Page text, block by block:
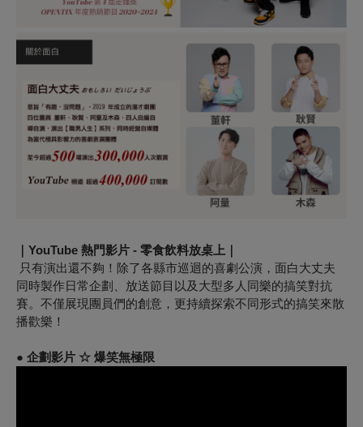
｜YouTube 熱門影片 - 零食飲料放桌上｜
只有演出還不夠！除了各縣市巡迴的喜劇公演，面白大丈夫
同時製作日常企劃、放送節目以及大型多人同樂的搞笑對抗
賽。不僅展現團員們的創意，更持續探索不同形式的搞笑來散
播歡樂！
● 企劃影片 ☆ 爆笑無極限